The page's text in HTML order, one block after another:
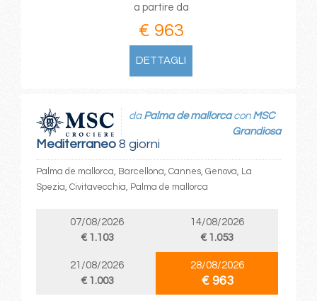
a partire da
€ 963
DETTAGLI
Mediterraneo8 giorni
da Palma de mallorcacon MSC
Grandiosa
Palma de mallorca, Barcellona, Cannes, Genova, La
Spezia, Civitavecchia, Palma de mallorca
07/08/2026
€ 1.103
14/08/2026
€ 1.053
21/08/2026
€ 1.003
28/08/2026
€ 963